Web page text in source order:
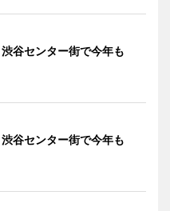
谷センター街で今年も
谷センター街で今年も